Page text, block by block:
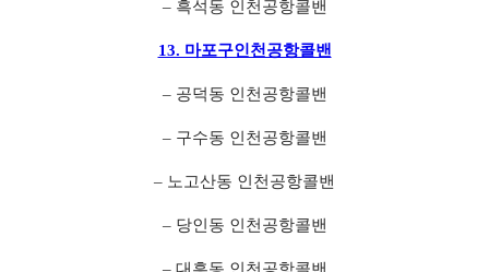
– 흑석동 인천공항콜밴
13. 마포구인천공항콜밴
– 공덕동 인천공항콜밴
– 구수동 인천공항콜밴
– 노고산동 인천공항콜밴
– 당인동 인천공항콜밴
– 대흥동 인천공항콜밴